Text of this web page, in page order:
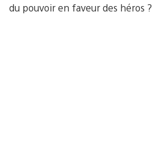
du pouvoir en faveur des héros ?